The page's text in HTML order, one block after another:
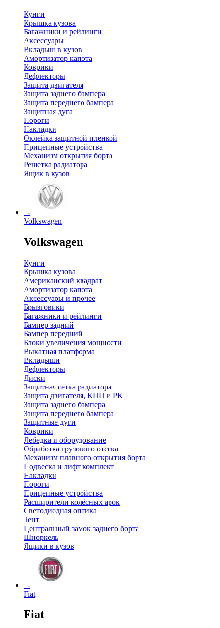
Кунги
Крышка кузова
Багажники и рейлинги
Аксессуары
Вкладыш в кузов
Амортизатор капота
Коврики
Дефлекторы
Защита двигателя
Защита заднего бампера
Защита переднего бампера
Защитная дуга
Пороги
Накладки
Оклейка защитной пленкой
Прицепные устройства
Механизм открытия борта
Решетка радиатора
Ящик в кузов
+-
Volkswagen
Volkswagen
Кунги
Крышка кузова
Американский квадрат
Амортизатор капота
Аксессуары и прочее
Брызговики
Багажники и рейлинги
Бампер задний
Бампер передний
Блоки увеличения мощности
Выкатная платформа
Вкладыши
Дефлекторы
Диски
Защитная сетка радиатора
Защита двигателя, КПП и РК
Защита заднего бампера
Защита переднего бампера
Защитные дуги
Коврики
Лебедка и оборудование
Обработка грузового отсека
Механизм плавного открытия борта
Подвеска и лифт комплект
Накладки
Пороги
Прицепные устройства
Расширители колёсных арок
Светодиодная оптика
Тент
Центральный замок заднего борта
Шноркель
Ящики в кузов
+-
Fiat
Fiat